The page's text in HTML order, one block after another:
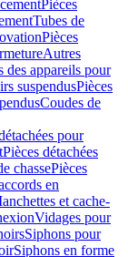
Pièces
Tubes de
Pièces
Autres
des appareils pour
suspendusPièces
Coudes de
pour
Pièces détachées
chassePièces
en
et cache-
Vidages pour
Siphons pour
Siphons en forme